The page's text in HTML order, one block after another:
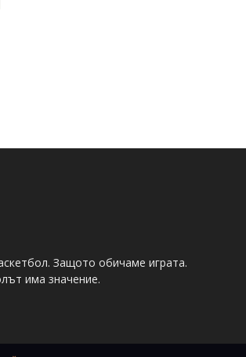
Защото обичаме играта.
има значение.